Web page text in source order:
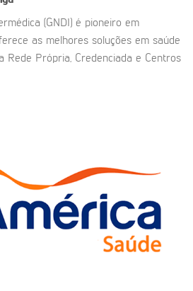
(GNDI) é pioneiro em
as melhores soluções em saúde
Rede Própria, Credenciada e Centros